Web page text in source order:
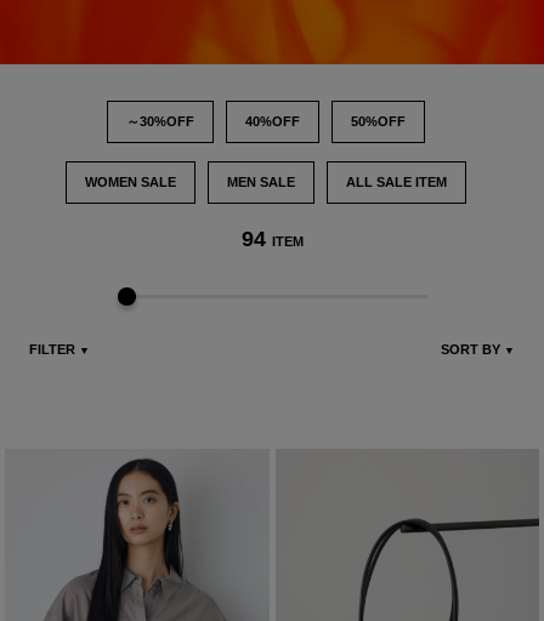
～30%OFF 40%OFF 50%OFF
WOMEN SALE MEN SALE ALL SALE ITEM
94 ITEM
FILTER ▼ SORT BY ▼